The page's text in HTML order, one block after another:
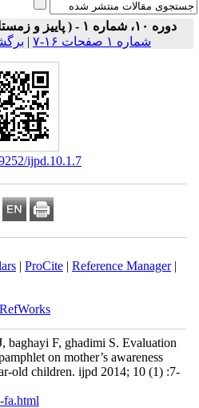
دوره ۱۰، شماره ۱ - ( پاییز و زمستان ۱۳۹۳ )
شماره ۱ صفحات ۱۶-۷
|
ijpd.10.1.7
|ProCite|Reference Manager
RefWorks
baghayi F, ghadimi S. Evaluation
on mother’s awareness
old children. ijpd 2014; 10 (1) :7-
fa.html